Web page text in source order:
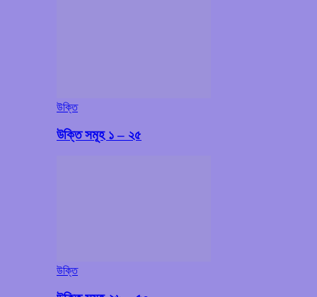
উক্তি
উক্তি সমূহ ১ – ২৫
উক্তি